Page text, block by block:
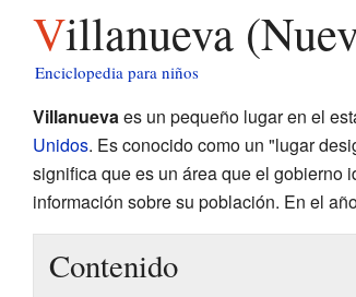
Villanueva
Enciclopedia para niños
Villanuevaes un pequeño lugar en el
Unidos. Es conocido como un "lugar
significa que es un área que el gobierno
información sobre su población. En el
Contenido